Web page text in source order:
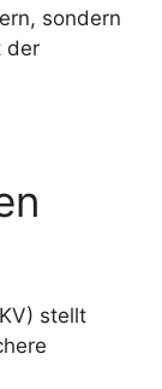
sondern
der
stellt